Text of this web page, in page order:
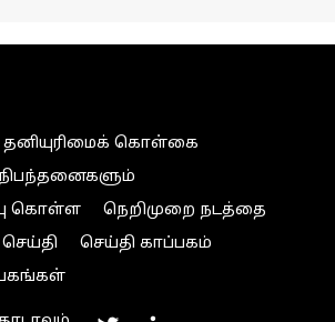
தனியுரிமைக் கொள்கை
கொள்ள
நெறிமுறை நடத்தை
செய்தி
செய்தி காப்பகம்